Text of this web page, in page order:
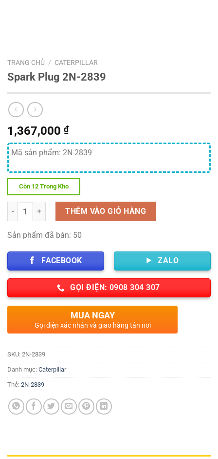
TRANG CHỦ / CATERPILLAR
Spark Plug 2N-2839
1,367,000 ₫
Mã sản phẩm: 2N-2839
Còn 12 Trong Kho
Số lượng THÊM VÀO GIỎ HÀNG
Sản phẩm đã bán: 50
FACEBOOK ZALO
GỌI ĐIỆN: 0908 304 307
MUA NGAY
Gọi điện xác nhận và giao hàng tận nơi
SKU: 2N-2839
Danh mục: Caterpillar
Thẻ: 2N-2839